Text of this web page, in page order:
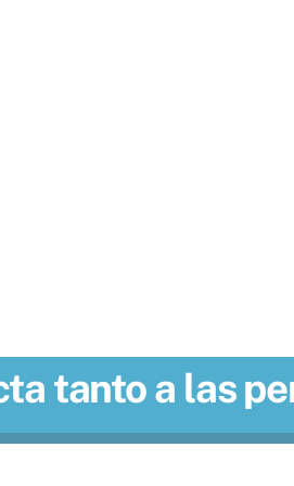
tanto a las